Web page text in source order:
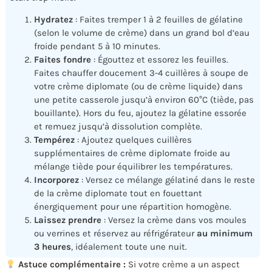
Hydratez : Faites tremper 1 à 2 feuilles de gélatine
(selon le volume de crème) dans un grand bol d’eau
froide pendant 5 à 10 minutes.
Faites fondre : Égouttez et essorez les feuilles.
Faites chauffer doucement 3-4 cuillères à soupe de
votre crème diplomate (ou de crème liquide) dans
une petite casserole jusqu’à environ 60°C (tiède, pas
bouillante). Hors du feu, ajoutez la gélatine essorée
et remuez jusqu’à dissolution complète.
Tempérez : Ajoutez quelques cuillères
supplémentaires de crème diplomate froide au
mélange tiède pour équilibrer les températures.
Incorporez : Versez ce mélange gélatiné dans le reste
de la crème diplomate tout en fouettant
énergiquement pour une répartition homogène.
Laissez prendre : Versez la crème dans vos moules
ou verrines et réservez au réfrigérateur au minimum
3 heures, idéalement toute une nuit.
Astuce complémentaire : Si votre crème a un aspect